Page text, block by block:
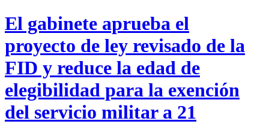
El gabinete aprueba el
proyecto de ley revisado de la
FID y reduce la edad de
elegibilidad para la exención
del servicio militar a 21